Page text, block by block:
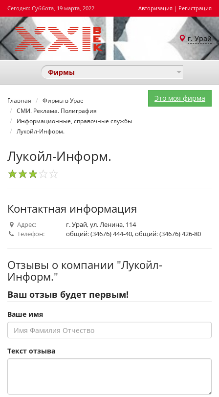
Сегодня: Суббота, 19 марта, 2022 Авторизация | Регистрация
г. Урай
Фирмы
Это моя фирма
Главная
Фирмы в Урае
СМИ. Реклама. Полиграфия
Информационные, справочные службы
Лукойл-Информ.
Лукойл-Информ.
Контактная информация
Адрес:
г. Урай, ул. Ленина, 114
Телефон:
общий: (34676) 444-40, общий: (34676) 426-80
Отзывы о компании "Лукойл-
Информ."
Ваш отзыв будет первым!
Ваше имя
Текст отзыва